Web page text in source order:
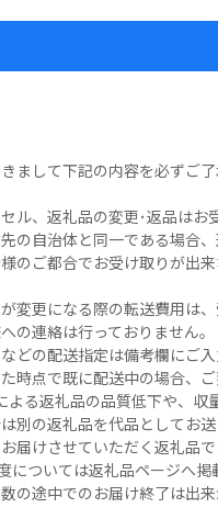
まして下記の内容を必ずご了
ル、返礼品の変更･返品はお
の自治体と同一である場合、
のご都合でお受け取りが出
変更になる際の転送費用は
の連絡は行っておりません。
どの配送指定は備考欄にご入
時点で既に配送中の場合、
る返礼品の品質低下や、収
別の返礼品を代品としてお
届けさせていただく返礼品で
については返礼品ページへ掲